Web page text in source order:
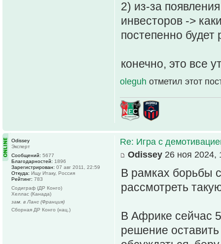
2) из-за
инвесторов ->
постепенно
конечно, это все
oleguh отметил этот
Re: Игра с
Odissey 26 ноя 2024,
В рамках борьбы
рассмотреть
В Африке сейчас
решение
Odissey
Эксперт
Сообщений: 5677
Благодарностей: 1896
Зарегистрирован: 07 авг 2011, 22:59
Откуда: Ищу Итаку, Россия
Рейтинг: 783
Содиграф (ДР Конго)
Хеллас (Канада)
зам. в Ланс (Франция)
Сборная ДР Конго (нац.)